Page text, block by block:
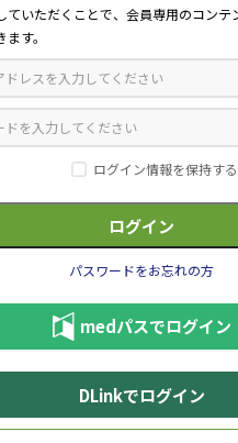
整形外科スタッフと一緒に
患への取り組み②
ある症例をすべて受け入れ、
瘍の鑑別診断を行う
を拾い上げる仕組みを作ってきた
市中病院に対して疑わしい症
ていただくことで、会員専用のコンテ
す。
ログイン情報を保持する
パスワードをお忘れの方
medパスでログイン
DLinkでログイン